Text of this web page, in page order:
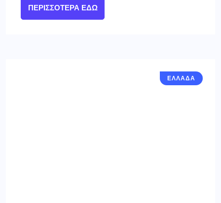
ΠΕΡΙΣΣΌΤΕΡΑ ΕΔΏ
ΕΛΛΑΔΑ